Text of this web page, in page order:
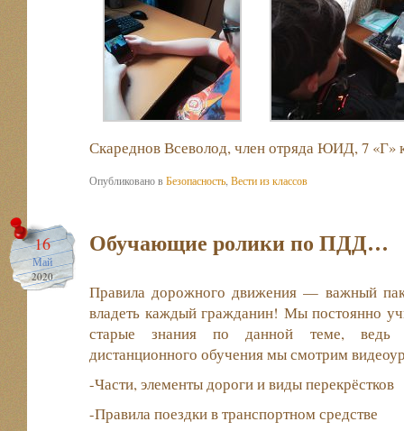
Скареднов Всеволод, член отряда ЮИД, 7 «Г»
Опубликовано вБезопасность Вести из классов
16
Май
2020
Обучающие ролики по ПДД…
Правила дорожного движения — важный
владеть каждый гражданин! Мы постоянно
старые знания по данной теме, ведь
дистанционного обучения мы смотрим
-Части, элементы дороги и виды перекрёстков
-Правила поездки в транспортном средстве